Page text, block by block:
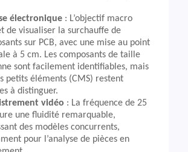
électronique : L’objectif macro
de visualiser la surchauffe de
sur PCB, avec une mise au point
à 5 cm. Les composants de taille
sont facilement identifiables, mais
petits éléments (CMS) restent
à distinguer.
vidéo : La fréquence de 25
une fluidité remarquable,
des modèles concurrents,
pour l’analyse de pièces en